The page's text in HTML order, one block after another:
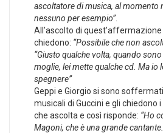
ascoltatore di musica, al momento
nessuno per esempio”.
All’ascolto di
chiedono: “Possibile che non
“Giusto qualche volta, quando
moglie, lei mette qualche cd. Ma io
spegnere”
Geppi e Giorgio si sono
musicali di Guccini e gli chiedono
che ascolta e così risponde: “Ho
Magoni, che è una grande